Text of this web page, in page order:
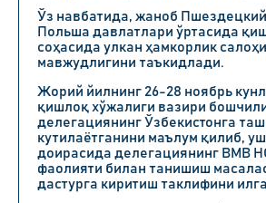
Ўз навбатида, жаноб Пшездецкий
Польша давлатлари ўртасида
соҳасида улкан ҳамкорлик
мавжудлигини таъкидлади.
Жорий йилнинг 26-28 ноябрь
қишлоқ хўжалиги вазири
делегациянинг Ўзбекистонга
кутилаётганини маълум қилиб,
доирасида делегациянинг BMB
фаолияти билан танишиш
дастурга киритиш таклифини